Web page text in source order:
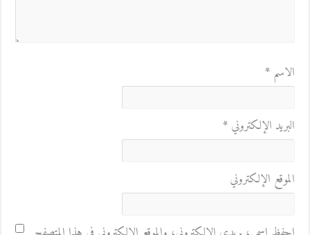
الاسم*
البريد الإلكتروني*
الموقع الإلكتروني